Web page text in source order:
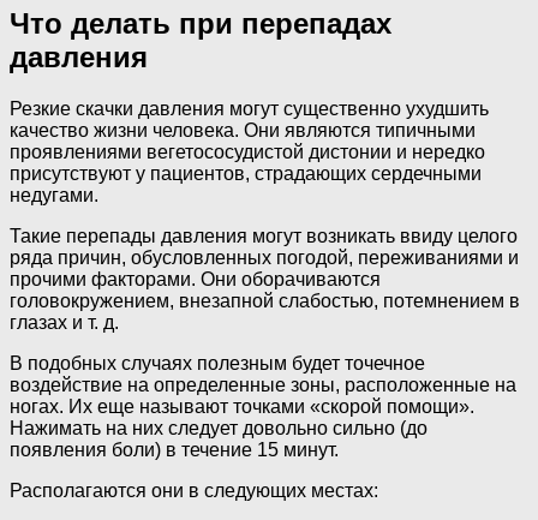
Что делать при перепадах
давления
Резкие скачки давления могут существенно ухудшить
качество жизни человека. Они являются типичными
проявлениями вегетососудистой дистонии и нередко
присутствуют у пациентов, страдающих сердечными
недугами.
Такие перепады давления могут возникать ввиду целого
ряда причин, обусловленных погодой, переживаниями и
прочими факторами. Они оборачиваются
головокружением, внезапной слабостью, потемнением в
глазах и т. д.
В подобных случаях полезным будет точечное
воздействие на определенные зоны, расположенные на
ногах. Их еще называют точками «скорой помощи».
Нажимать на них следует довольно сильно (до
появления боли) в течение 15 минут.
Располагаются они в следующих местах: